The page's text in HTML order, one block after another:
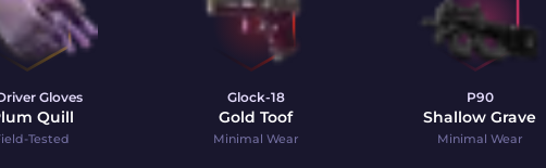
Gloves
Quill
Tested
Glock-18
Gold Toof
Minimal Wear
P90
Shallow Grave
Minimal Wear